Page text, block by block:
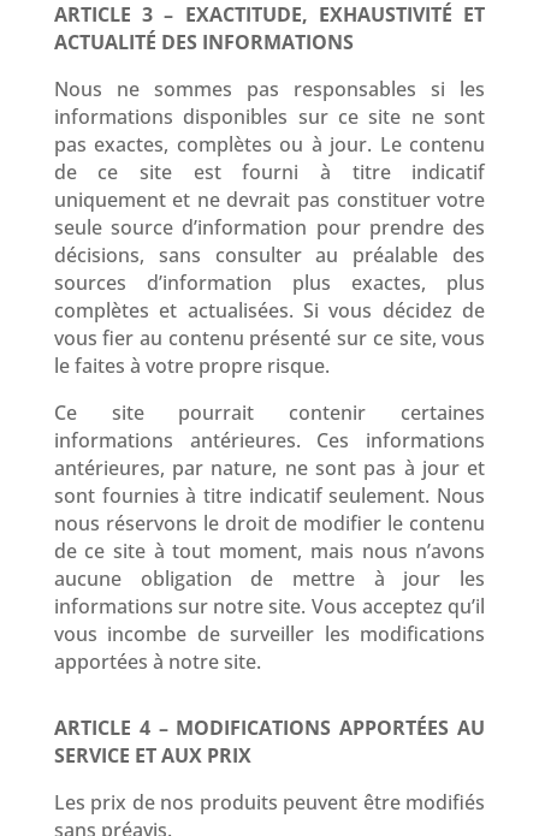
ARTICLE 3 – EXACTITUDE, EXHAUSTIVITÉ ET
ACTUALITÉ DES INFORMATIONS
Nous ne sommes pas responsables si les
informations disponibles sur ce site ne sont
pas exactes, complètes ou à jour. Le contenu
de ce site est fourni à titre indicatif
uniquement et ne devrait pas constituer votre
seule source d’information pour prendre des
décisions, sans consulter au préalable des
sources d’information plus exactes, plus
complètes et actualisées. Si vous décidez de
vous fier au contenu présenté sur ce site, vous
le faites à votre propre risque.
Ce site pourrait contenir certaines
informations antérieures. Ces informations
antérieures, par nature, ne sont pas à jour et
sont fournies à titre indicatif seulement. Nous
nous réservons le droit de modifier le contenu
de ce site à tout moment, mais nous n’avons
aucune obligation de mettre à jour les
informations sur notre site. Vous acceptez qu’il
vous incombe de surveiller les modifications
apportées à notre site.
ARTICLE 4 – MODIFICATIONS APPORTÉES AU
SERVICE ET AUX PRIX
Les prix de nos produits peuvent être modifiés
sans préavis.